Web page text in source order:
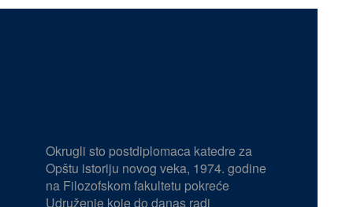
Okrugli sto postdiplomaca katedre za
Opštu istoriju novog veka, 1974. godine
na Filozofskom fakultetu pokreće
Udruženje koje do danas radi